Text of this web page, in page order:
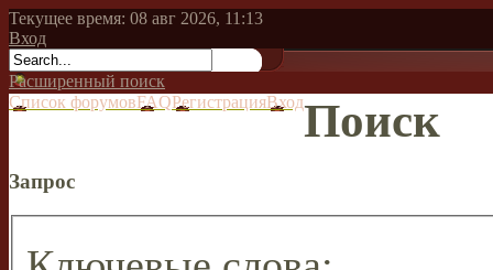
Текущее время: 08 авг 2026, 11:13
Вход
Расширенный поиск
Список форумовFAQРегистрацияВходПоиск
Запрос